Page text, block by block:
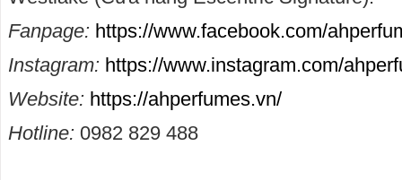
Fanpage: https://www.facebook.com/
Instagram: https://www.instagram.com/
Website: https://ahperfumes.vn/
Hotline: 0982 829 488